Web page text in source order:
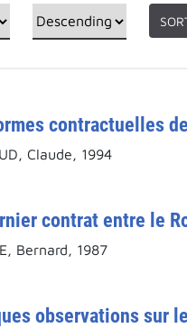
contractuelles
Claude, 1994
contrat entre le
Bernard, 1987
observations sur